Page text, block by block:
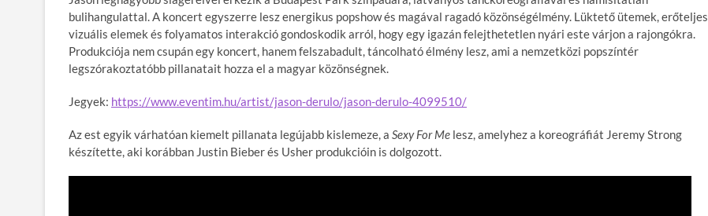
bulihangulattal. A koncert egyszerre lesz energikus popshow és magával ragadó közönségélmény. Lüktető ütemek, erőteljes
vizuális elemek és folyamatos interakció gondoskodik arról, hogy egy igazán felejthetetlen nyári este várjon a rajongókra.
Produkciója nem csupán egy koncert, hanem felszabadult, táncolható élmény lesz, ami a nemzetközi popszíntér
legszórakoztatóbb pillanatait hozza el a magyar közönségnek.
Jegyek: https://www.eventim.hu/artist/jason-derulo/jason-derulo-4099510/
Az est egyik várhatóan kiemelt pillanata legújabb kislemeze, a Sexy For Me lesz, amelyhez a koreográfiát Jeremy Strong
készítette, aki korábban Justin Bieber és Usher produkcióin is dolgozott.